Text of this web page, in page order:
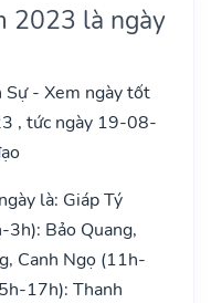
2023 là ngày
Sự - Xem ngày tốt
, tức ngày 19-08-
là: Giáp Tý
Bảo Quang,
Canh Ngọ (11h-
17h): Thanh